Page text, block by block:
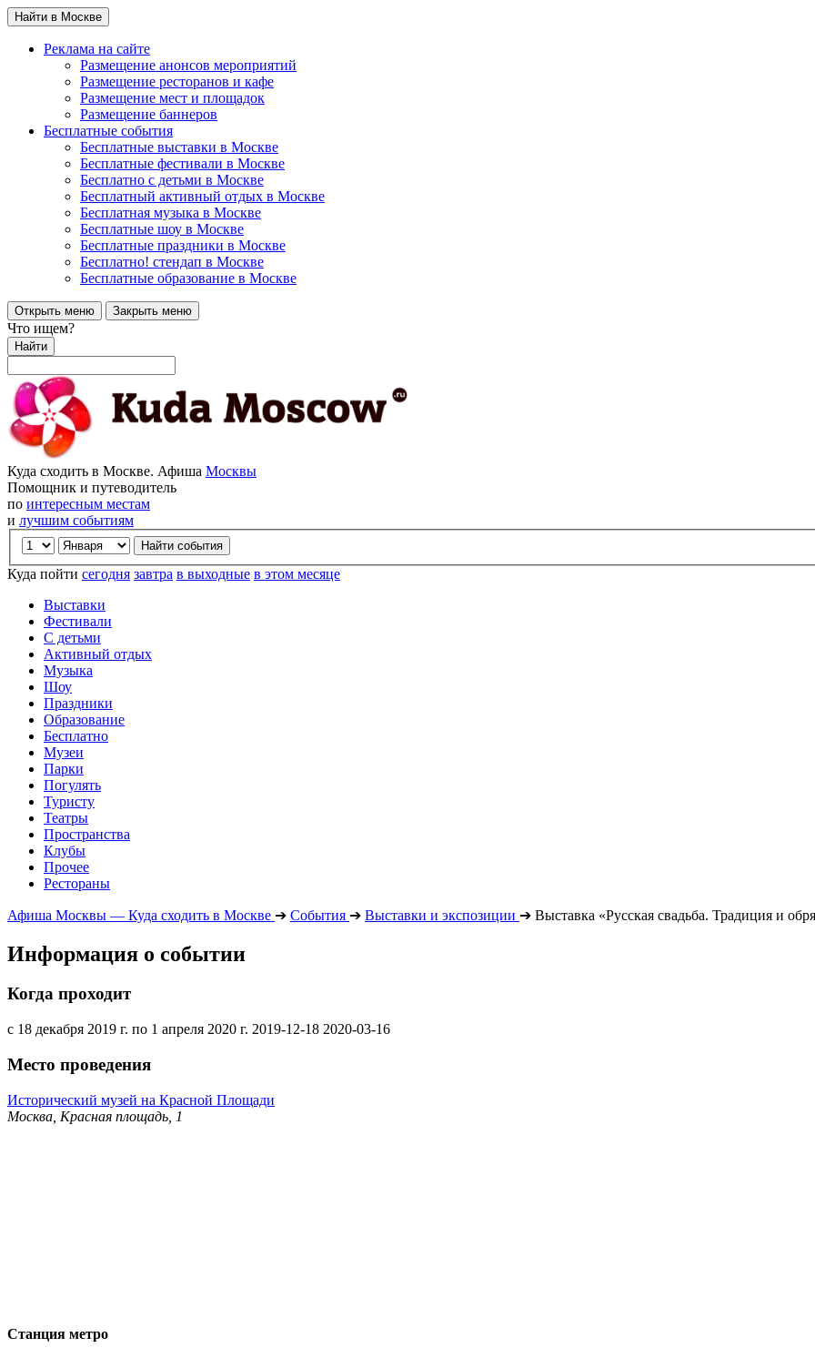
Найти в Москве
Реклама на сайте
Размещение анонсов мероприятий
Размещение ресторанов и кафе
Размещение мест и площадок
Размещение баннеров
Бесплатные события
Бесплатные выставки в Москве
Бесплатные фестивали в Москве
Бесплатно с детьми в Москве
Бесплатный активный отдых в Москве
Бесплатная музыка в Москве
Бесплатные шоу в Москве
Бесплатные праздники в Москве
Бесплатно! стендап в Москве
Бесплатные образование в Москве
Открыть меню Закрыть меню
Что ищем?
Найти
Куда сходить в Москве. Афиша Москвы
Помощник и путеводитель
по интересным местам
и лучшим событиям
Куда пойти сегодня завтра в выходные в этом месяце
Выставки
Фестивали
С детьми
Активный отдых
Музыка
Шоу
Праздники
Образование
Бесплатно
Музеи
Парки
Погулять
Туристу
Театры
Пространства
Клубы
Прочее
Рестораны
Афиша Москвы — Куда сходить в Москве ➔ События ➔ Выставки и экспозиции ➔ Выставка «Русская свадьба. Традиция и
Информация о событии
Когда проходит
с 18 декабря 2019 г. по 1 апреля 2020 г. 2019-12-18 2020-03-16
Место проведения
Исторический музей на Красной Площади
Москва, Красная площадь, 1
Станция метро